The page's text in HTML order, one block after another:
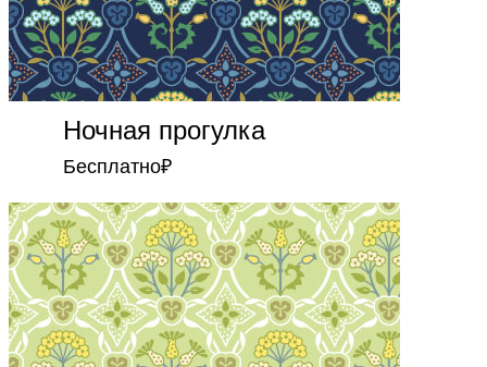
Ночная прогулка
Бесплатно₽